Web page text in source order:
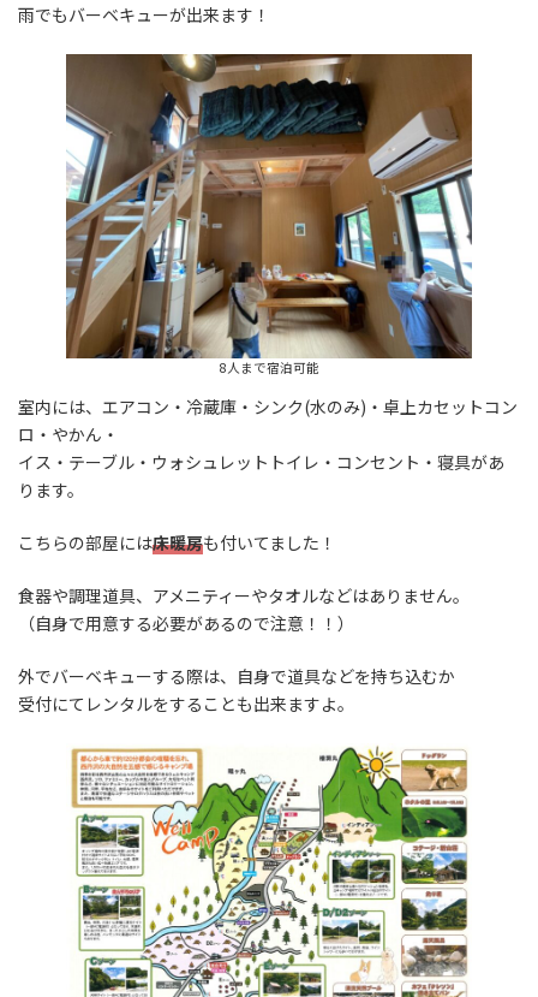
雨でもバーベキューが出来ます！
8人まで宿泊可能
室内には、エアコン・冷蔵庫・シンク(水のみ)・卓上カセットコン
ロ・やかん・
イス・テーブル・ウォシュレットトイレ・コンセント・寝具があ
ります。
こちらの部屋には床暖房も付いてました！
食器や調理道具、アメニティーやタオルなどはありません。
（自身で用意する必要があるので注意！！）
外でバーベキューする際は、自身で道具などを持ち込むか
受付にてレンタルをすることも出来ますよ。